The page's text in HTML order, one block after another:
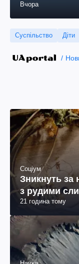
Вчора
Суспільство Діти
Соціум
Зникнуть за
з рудими
21 година тому